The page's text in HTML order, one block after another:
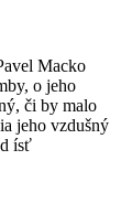
Macko
o jeho
či by malo
jeho vzdušný
ísť